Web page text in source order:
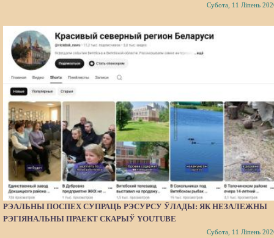
Субота, 11 Ліпень
РЭАЛЬНЫ ПОСПЕХ СУПРАЦЬ РЭСУРСУ ЎЛАДЫ: ЯК НЕЗАЛЕЖНЫ
РЭГІЯНАЛЬНЫ ПРАЕКТ СКАРЫЎ YOUTUBE
Субота, 11 Ліпень